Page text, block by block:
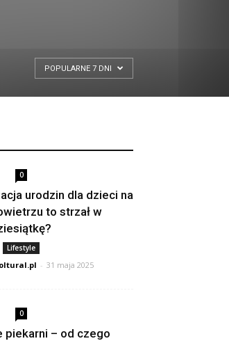
POPULARNE 7 DNI
0
urodzin dla dzieci na
to strzał w
Lifestyle
- 31 maja 2025
0
piekarni – od czego